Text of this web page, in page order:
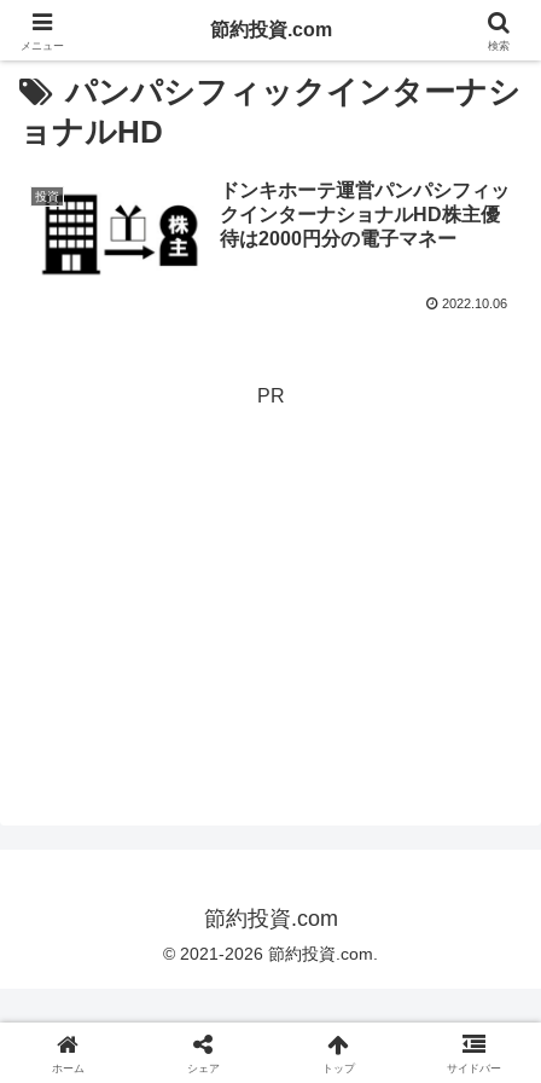
パンパシフィックインターナシ
ョナルHD
投資
ドンキホーテ運営パンパシフィッ
クインターナショナルHD株主優
待は2000円分の電子マネー
2022.10.06
PR
節約投資.com
© 2021-2026 節約投資.com.
メニュー
節約投資.com
検索
ホーム シェア トップ サイドバー